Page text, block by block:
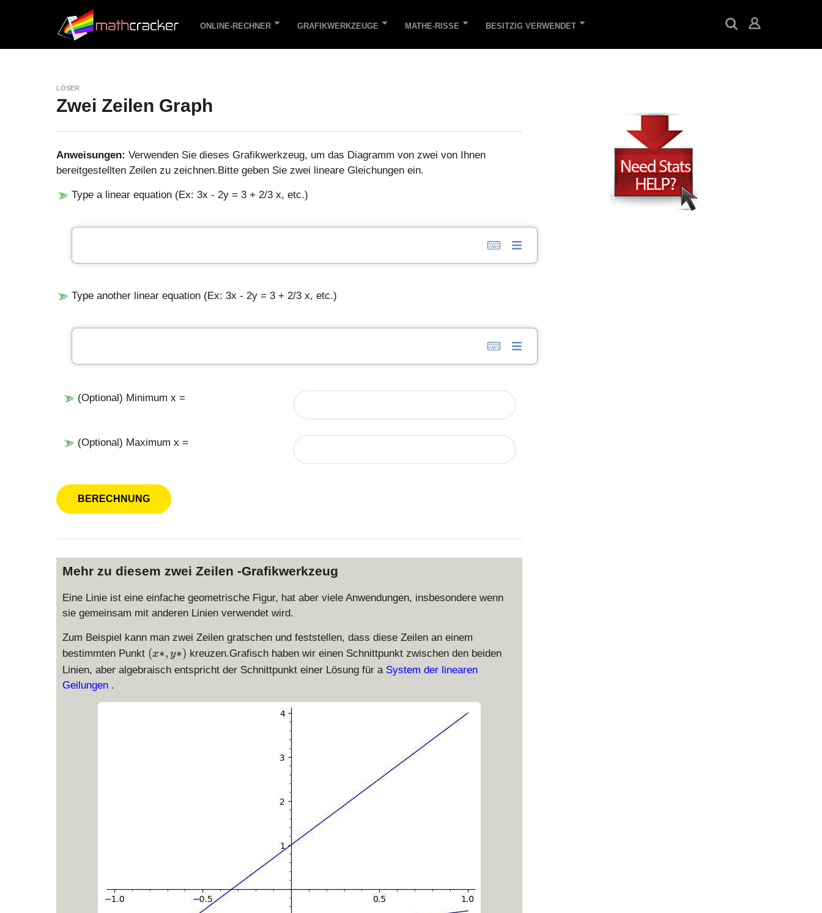
ONLINE-RECHNER GRAFIKWERKZEUGE MATHE-RISSE BESITZIG VERWENDET
LÖSER
Zwei Zeilen Graph
Anweisungen: Verwenden Sie dieses Grafikwerkzeug, um das Diagramm von zwei von Ihnen
bereitgestellten Zeilen zu zeichnen.Bitte geben Sie zwei lineare Gleichungen ein.
Type a linear equation (Ex: 3x - 2y = 3 + 2/3 x, etc.)
Type another linear equation (Ex: 3x - 2y = 3 + 2/3 x, etc.)
(Optional) Minimum x =
(Optional) Maximum x =
Mehr zu diesem zwei Zeilen -Grafikwerkzeug
Eine Linie ist eine einfache geometrische Figur, hat aber viele Anwendungen, insbesondere wenn
sie gemeinsam mit anderen Linien verwendet wird.
Zum Beispiel kann man zwei Zeilen gratschen und feststellen, dass diese Zeilen an einem
bestimmten Punkt (
x
y
(x∗, y∗) kreuzen.Grafisch haben wir einen Schnittpunkt zwischen den beiden
Linien, aber algebraisch entspricht der Schnittpunkt einer Lösung für a System der linearen
Geilungen .